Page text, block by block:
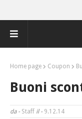
Home page Coupon
Buoni
da - Staff il - 9.12.14